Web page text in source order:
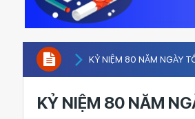
KỶ NIỆM 80 NĂM NGÀY
KỶ NIỆM 80 NĂM